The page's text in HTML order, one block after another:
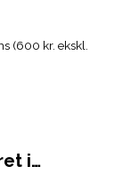
(600 kr. ekskl.
i…